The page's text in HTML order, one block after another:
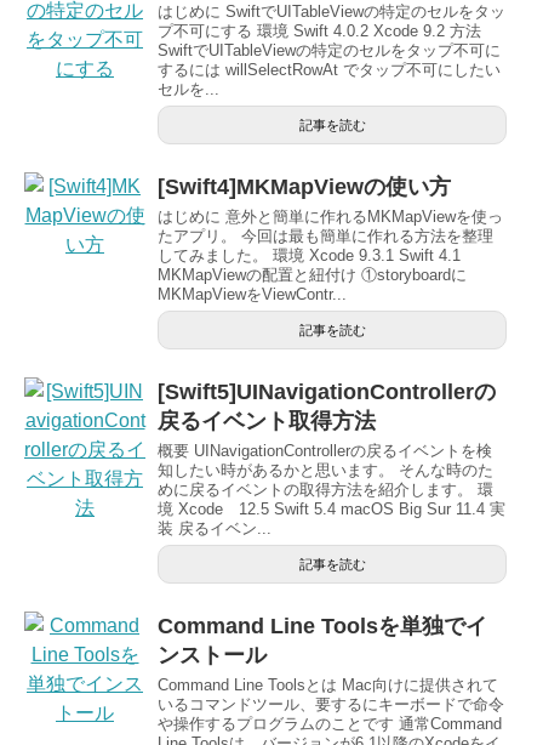
はじめに SwiftでUITableViewの特定のセルをタッ
プ不可にする 環境 Swift 4.0.2 Xcode 9.2 方法
SwiftでUITableViewの特定のセルをタップ不可に
するには willSelectRowAt でタップ不可にしたい
セルを...
記事を読む
[Swift4]MKMapViewの使い方
はじめに 意外と簡単に作れるMKMapViewを使っ
たアプリ。 今回は最も簡単に作れる方法を整理
してみました。 環境 Xcode 9.3.1 Swift 4.1
MKMapViewの配置と紐付け ①storyboardに
MKMapViewをViewContr...
記事を読む
[Swift5]UINavigationControllerの
戻るイベント取得方法
概要 UINavigationControllerの戻るイベントを検
知したい時があるかと思います。 そんな時のた
めに戻るイベントの取得方法を紹介します。 環
境 Xcode 12.5 Swift 5.4 macOS Big Sur 11.4 実
装 戻るイベン...
記事を読む
Command Line Toolsを単独でイ
ンストール
Command Line Toolsとは Mac向けに提供されて
いるコマンドツール、要するにキーボードで命令
や操作するプログラムのことです 通常Command